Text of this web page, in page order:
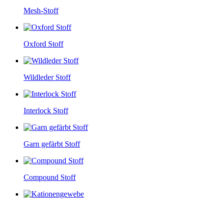
Mesh-Stoff
Oxford Stoff
Wildleder Stoff
Interlock Stoff
Garn gefärbt Stoff
Compound Stoff